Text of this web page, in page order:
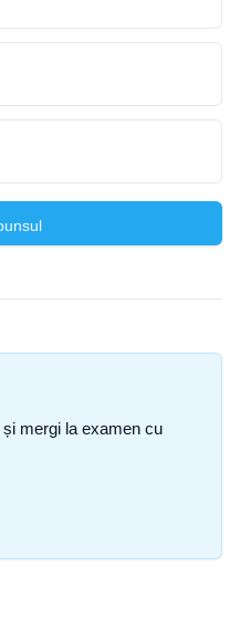
mergi la examen cu